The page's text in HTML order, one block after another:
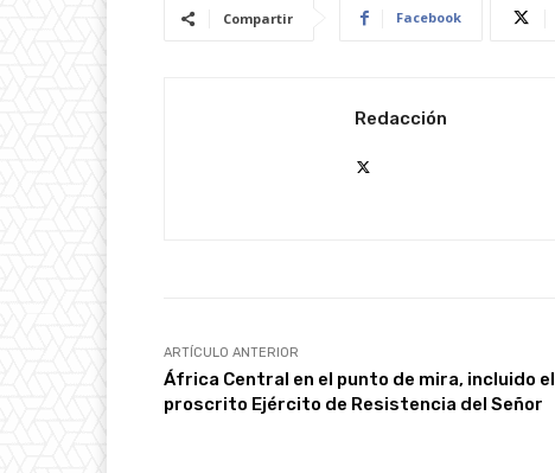
Compartir Facebook
Redacción
ARTÍCULO ANTERIOR
África Central en el punto de mira, incluido el
proscrito Ejército de Resistencia del Señor